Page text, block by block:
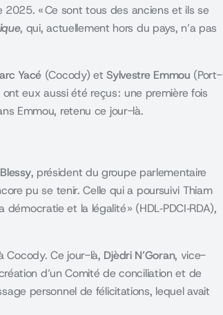
« Ce sont tous des anciens et ils se
, qui, actuellement hors du pays, n’a pas
Yacé (Cocody) etSylvestre Emmou (Port-
eux aussi été reçus : une première fois
Emmou, retenu ce jour-là.
, président du groupe parlementaire
pu se tenir. Celle qui a poursuivi Thiam
et la légalité » (HDL‑PDCI‑RDA),
Cocody. Ce jour-là, Djèdri N’Goran, vice-
d’un Comité de conciliation et de
personnel de félicitations, lequel avait